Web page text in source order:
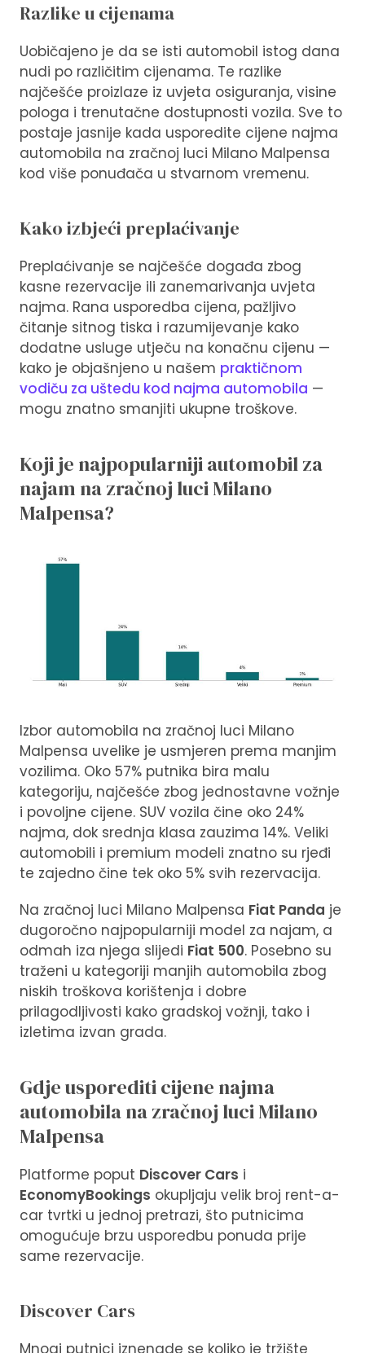
Razlike u cijenama
Uobičajeno je da se isti automobil istog dana
nudi po različitim cijenama. Te razlike
najčešće proizlaze iz uvjeta osiguranja, visine
pologa i trenutačne dostupnosti vozila. Sve to
postaje jasnije kada usporedite cijene najma
automobila na zračnoj luci Milano Malpensa
kod više ponuđača u stvarnom vremenu.
Kako izbjeći preplaćivanje
Preplaćivanje se najčešće događa zbog
kasne rezervacije ili zanemarivanja uvjeta
najma. Rana usporedba cijena, pažljivo
čitanje sitnog tiska i razumijevanje kako
dodatne usluge utječu na konačnu cijenu —
kako je objašnjeno u našem praktičnom
vodiču za uštedu kod najma automobila —
mogu znatno smanjiti ukupne troškove.
Koji je najpopularniji automobil za
najam na zračnoj luci Milano
Malpensa?
Izbor automobila na zračnoj luci Milano
Malpensa uvelike je usmjeren prema manjim
vozilima. Oko 57% putnika bira malu
kategoriju, najčešće zbog jednostavne vožnje
i povoljne cijene. SUV vozila čine oko 24%
najma, dok srednja klasa zauzima 14%. Veliki
automobili i premium modeli znatno su rjeđi
te zajedno čine tek oko 5% svih rezervacija.
Na zračnoj luci Milano Malpensa Fiat Panda je
dugoročno najpopularniji model za najam, a
odmah iza njega slijedi Fiat 500. Posebno su
traženi u kategoriji manjih automobila zbog
niskih troškova korištenja i dobre
prilagodljivosti kako gradskoj vožnji, tako i
izletima izvan grada.
Gdje usporediti cijene najma
automobila na zračnoj luci Milano
Malpensa
Platforme poput Discover Cars i
EconomyBookings okupljaju velik broj rent-a-
car tvrtki u jednoj pretrazi, što putnicima
omogućuje brzu usporedbu ponuda prije
same rezervacije.
Discover Cars
Mnogi putnici iznenade se koliko je tržište